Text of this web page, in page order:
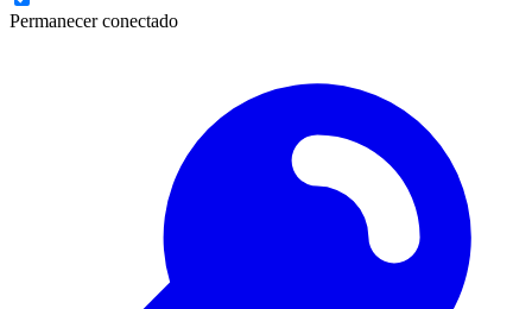
Permanecer conectado